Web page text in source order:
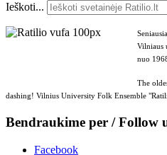
Ieškoti...
Vilniaus
nuo
The
dashing! Vilnius University Folk Ensemble
Bendraukime per / Follow
Facebook